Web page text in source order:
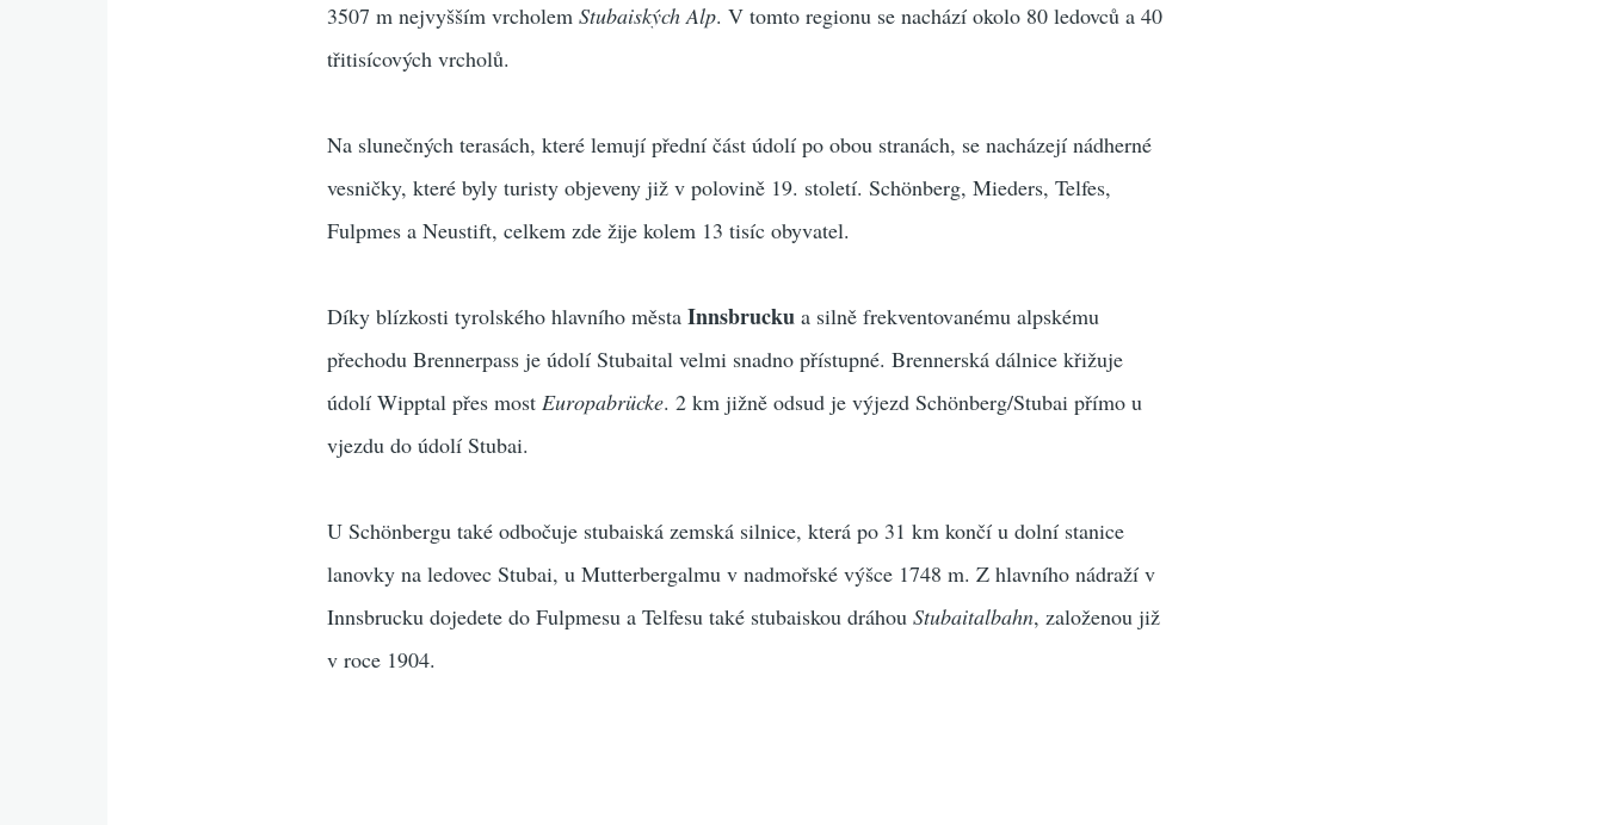
3507 m nejvyšším vrcholemStubaiských Alp. V tomto regionu se nachází okolo 80 ledovců a 40
třitisícových vrcholů.
Na slunečných terasách, které lemují přední část údolí po obou stranách, se nacházejí nádherné
vesničky, které byly turisty objeveny již v polovině 19. století. Schönberg, Mieders, Telfes,
Fulpmes a Neustift, celkem zde žije kolem 13 tisíc obyvatel.
Díky blízkosti tyrolského hlavního městaInnsbrucku a silně frekventovanému alpskému
přechodu Brennerpass je údolí Stubaital velmi snadno přístupné. Brennerská dálnice křižuje
údolí Wipptal přes mostEuropabrücke. 2 km jižně odsud je výjezd Schönberg/Stubai přímo u
vjezdu do údolí Stubai.
U Schönbergu také odbočuje stubaiská zemská silnice, která po 31 km končí u dolní stanice
lanovky na ledovec Stubai, u Mutterbergalmu v nadmořské výšce 1748 m. Z hlavního nádraží v
Innsbrucku dojedete do Fulpmesu a Telfesu také stubaiskou dráhouStubaitalbahn, založenou již
v roce 1904.